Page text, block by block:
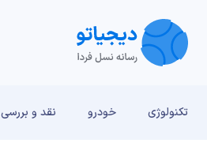
تکنولوژی خودرو نقد و بررسی‌